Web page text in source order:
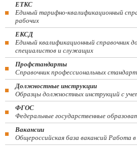
ЕТКС
Единый тарифно-квалификационный
рабочих
ЕКСД
Единый квалификационный справочник
специалистов и служащих
Профстандарты
Справочник профессиональных
Должностные инструкции
Образцы должностных инструкций с
ФГОС
Федеральные государственные
Вакансии
Общероссийская база вакансий Работа